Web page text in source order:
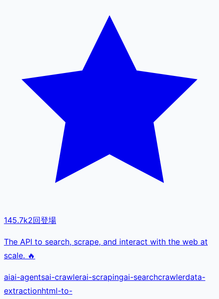
145.7k2回登場
The API to search, scrape, and interact with the web at
scale. 🔥
aiai-agentsai-crawlerai-scrapingai-searchcrawlerdata-
extractionhtml-to-